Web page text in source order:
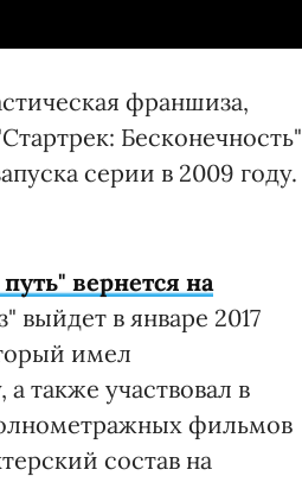
франшиза,
Бесконечность"
серии в 2009 году.
вернется на
выйдет в январе 2017
имел
также участвовал в
фильмов
состав на